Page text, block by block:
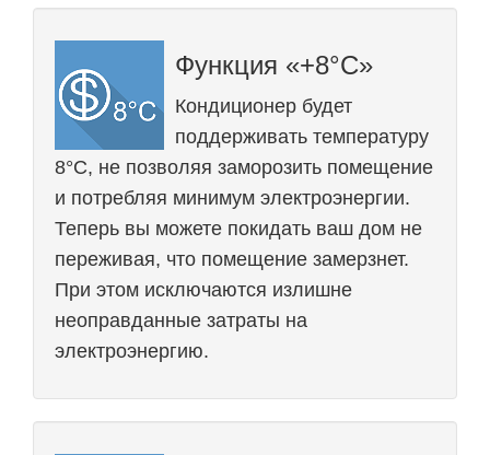
Функция «+8°С»
Кондиционер будет
поддерживать температуру
8°С, не позволяя заморозить помещение
и потребляя минимум электроэнергии.
Теперь вы можете покидать ваш дом не
переживая, что помещение замерзнет.
При этом исключаются излишне
неоправданные затраты на
электроэнергию.